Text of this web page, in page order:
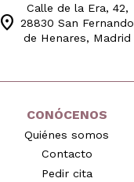
location_on
Calle de la Era, 42,
28830 San Fernando
de Henares, Madrid
CONÓCENOS
Quiénes somos
Contacto
Pedir cita